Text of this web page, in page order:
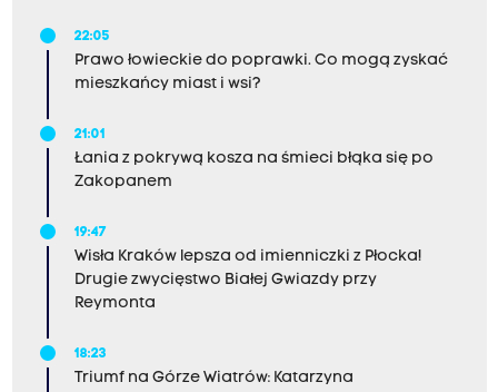
22:05
Prawo łowieckie do poprawki. Co mogą zyskać
mieszkańcy miast i wsi?
21:01
Łania z pokrywą kosza na śmieci błąka się po
Zakopanem
19:47
Wisła Kraków lepsza od imienniczki z Płocka!
Drugie zwycięstwo Białej Gwiazdy przy
Reymonta
18:23
Triumf na Górze Wiatrów: Katarzyna